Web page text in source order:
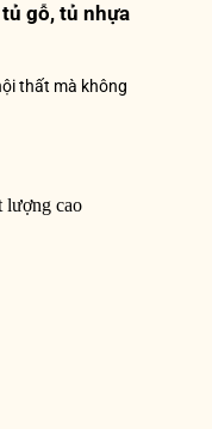
gỗ, tủ nhựa
thất mà không